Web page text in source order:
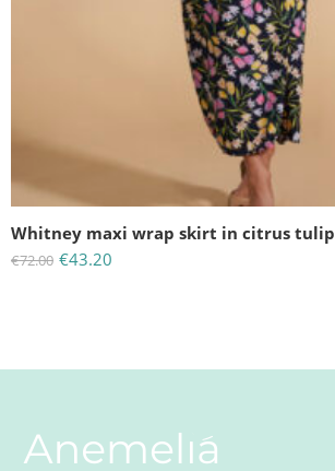
Whitney maxi wrap skirt in citrus tulip
€72.00 €43.20